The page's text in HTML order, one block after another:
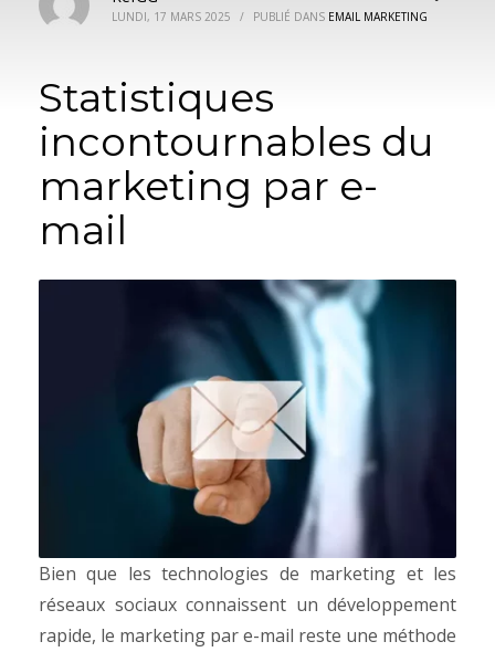
LUNDI, 17 MARS 2025 / PUBLIÉ DANS EMAIL MARKETING
Statistiques
incontournables du
marketing par e-
mail
Bien que les technologies de marketing et les
réseaux sociaux connaissent un développement
rapide, le marketing par e-mail reste une méthode